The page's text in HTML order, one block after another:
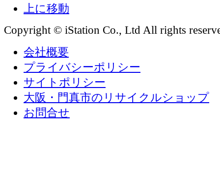
Copyright © iStation Co., Ltd All rights
会社概要
プライバシーポリシー
サイトポリシー
大阪・門真市のリサイクルショップ
お問合せ